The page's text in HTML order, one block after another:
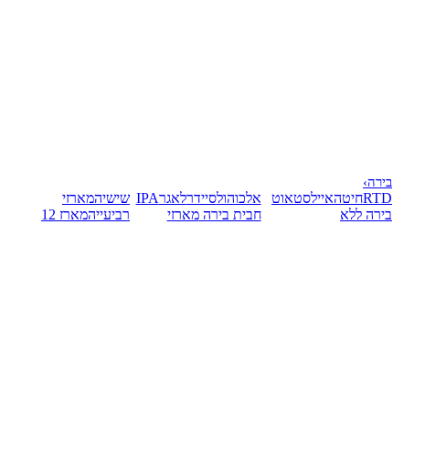
בירה›
RTDחיטהאיילסטאוט
בירה ללא
אלכוהולסיידרלאגרIPA
חבית בירהמארזי
שישיהמארזי
רביעייה
מארז 12